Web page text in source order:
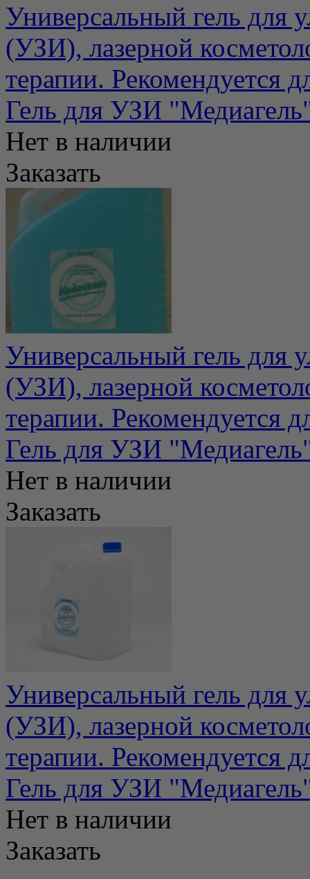
Универсальный гель для
(УЗИ), лазерной
терапии. Рекомендуется
Гель для УЗИ
Нет в наличии
Заказать
Универсальный гель для
(УЗИ), лазерной
терапии. Рекомендуется
Гель для УЗИ
Нет в наличии
Заказать
Универсальный гель для
(УЗИ), лазерной
терапии. Рекомендуется
Гель для УЗИ
Нет в наличии
Заказать